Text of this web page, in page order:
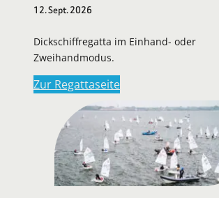
12. Sept. 2026
Dickschiffregatta im Einhand- oder
Zweihandmodus.
Zur Regattaseite